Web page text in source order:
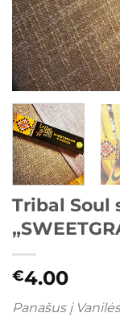
Tribal Soul
€4.00
Panašus į